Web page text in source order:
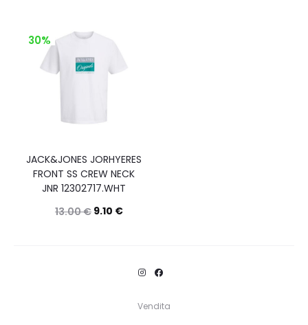
30%
JACK&JONES JORHYERES
FRONT SS CREW NECK
JNR 12302717.WHT
13.00€ 9.10 €
Vendita